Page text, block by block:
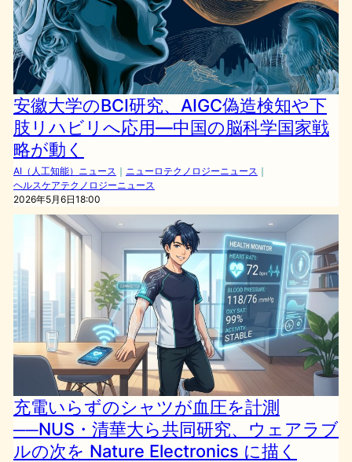
安徽大学のBCI研究、AIGC偽造検知や下
肢リハビリへ応用—中国の脳科学国家戦
略が動く
AI（人工知能）ニュース ｜ ニューロテクノロジーニュース ｜
ヘルスケアテクノロジーニュース
2026年5月6日18:00
充電いらずのシャツが血圧を計測
──NUS・清華大ら共同研究、ウェアラブ
ルの次を Nature Electronics に描く